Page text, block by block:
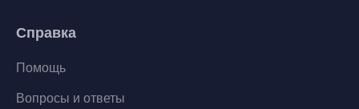
Справка
Помощь
Вопросы и ответы